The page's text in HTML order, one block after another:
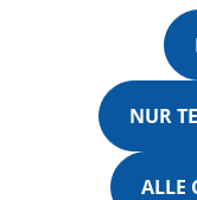
NUR
ALLE